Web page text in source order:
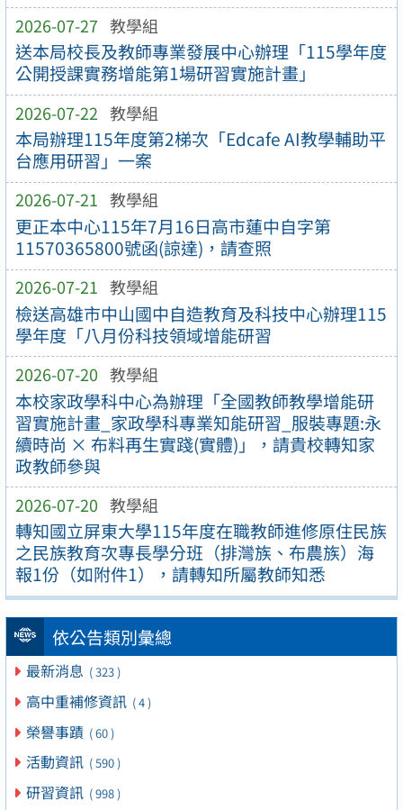
2026-07-27 教學組
送本局校長及教師專業發展中心辦理「115學年度
公開授課實務增能第1場研習實施計畫」
2026-07-22 教學組
本局辦理115年度第2梯次「Edcafe AI教學輔助平
台應用研習」一案
2026-07-21 教學組
更正本中心115年7月16日高市蓮中自字第
11570365800號函(諒達)，請查照
2026-07-21 教學組
檢送高雄市中山國中自造教育及科技中心辦理115
學年度「八月份科技領域增能研習
2026-07-20 教學組
本校家政學科中心為辦理「全國教師教學增能研
習實施計畫_家政學科專業知能研習_服裝專題:永
續時尚 × 布料再生實踐(實體)」，請貴校轉知家
政教師參與
2026-07-20 教學組
轉知國立屏東大學115年度在職教師進修原住民族
之民族教育次專長學分班（排灣族、布農族）海
報1份（如附件1），請轉知所屬教師知悉
依公告類別彙總
最新消息 ( 323 )
高中重補修資訊 ( 4 )
榮譽事蹟 ( 60 )
活動資訊 ( 590 )
研習資訊 ( 998 )